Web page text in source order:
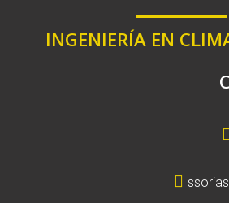
INGENIERÍA EN